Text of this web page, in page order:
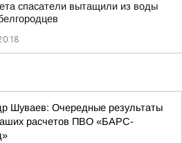
спасатели вытащили из воды
Шуваев: Очередные результаты
расчетов ПВО «БАРС-